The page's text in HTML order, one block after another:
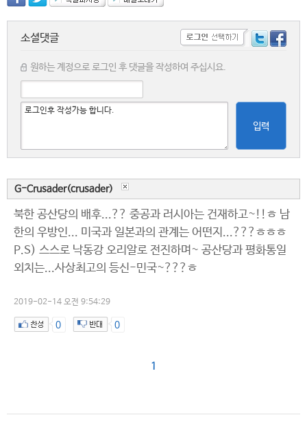
소셜댓글
원하는 계정으로 로그인 후 댓글을 작성하여 주십시요.
입력
G-Crusader(crusader)
북한 공산당의 배후...?? 중공과 러시아는 건재하고~!!ㅎ 남
한의 우방인... 미국과 일본과의 관계는 어떤지...???ㅎㅎㅎ
P.S) 스스로 낙동강 오리알로 전진하며~ 공산당과 평화통일
외치는...사상최고의 등신-민국~???ㅎ
2019-02-14 오전 9:54:29
0 0
1